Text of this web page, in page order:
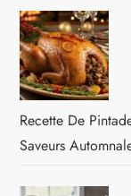
Recette De
Saveurs